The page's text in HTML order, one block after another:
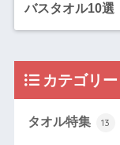
バスタオル10選
カテゴリー
タオル特集 13